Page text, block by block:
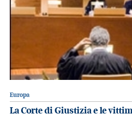
Europa
La Corte di Giustizia e le